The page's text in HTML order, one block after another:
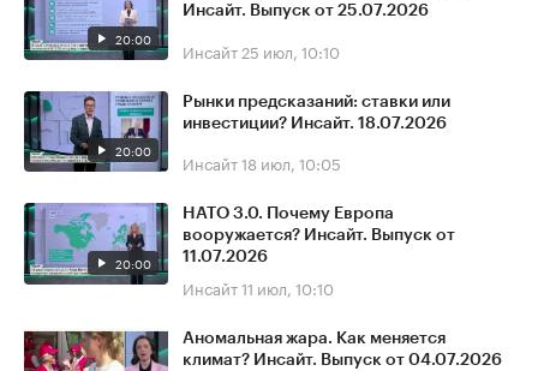
20:00
Инсайт. Выпуск от 25.07.2026
Инсайт 25 июл, 10:10
20:00
Рынки предсказаний: ставки или
инвестиции? Инсайт. 18.07.2026
Инсайт18 июл, 10:05
20:00
НАТО 3.0. Почему Европа
вооружается? Инсайт. Выпуск от
11.07.2026
Инсайт11 июл, 10:10
Аномальная жара. Как меняется
климат? Инсайт. Выпуск от 04.07.2026